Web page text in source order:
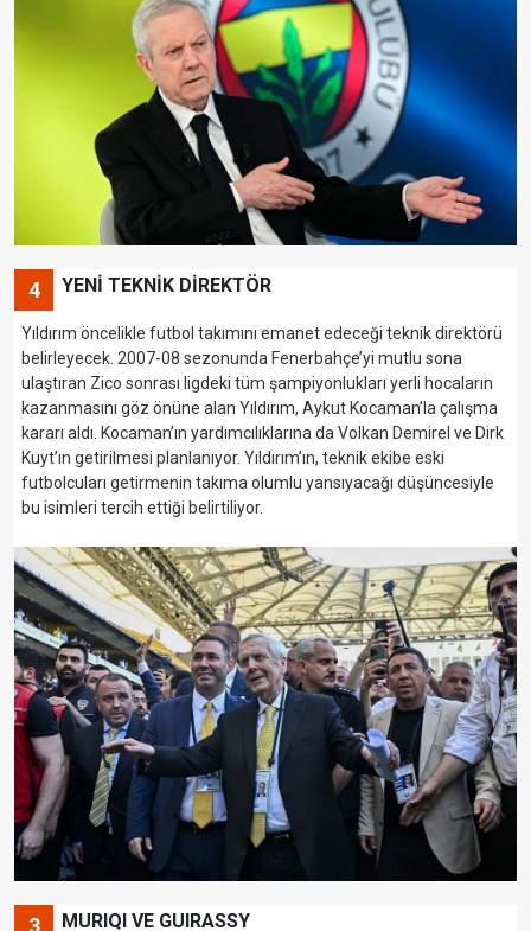
4 YENİ TEKNİK DİREKTÖR
Yıldırım öncelikle futbol takımını emanet edeceği teknik direktörü
belirleyecek. 2007-08 sezonunda Fenerbahçe’yi mutlu sona
ulaştıran Zico sonrası ligdeki tüm şampiyonlukları yerli hocaların
kazanmasını göz önüne alan Yıldırım, Aykut Kocaman’la çalışma
kararı aldı. Kocaman’ın yardımcılıklarına da Volkan Demirel ve Dirk
Kuyt’ın getirilmesi planlanıyor. Yıldırım’ın, teknik ekibe eski
futbolcuları getirmenin takıma olumlu yansıyacağı düşüncesiyle
bu isimleri tercih ettiği belirtiliyor.
3 MURIQI VE GUIRASSY